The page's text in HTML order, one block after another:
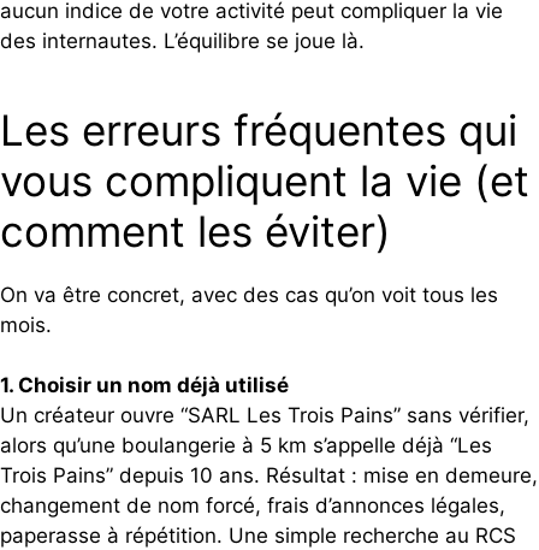
aucun indice de votre activité peut compliquer la vie
des internautes. L’équilibre se joue là.
Les erreurs fréquentes qui
vous compliquent la vie (et
comment les éviter)
On va être concret, avec des cas qu’on voit tous les
mois.
1. Choisir un nom déjà utilisé
Un créateur ouvre “SARL Les Trois Pains” sans vérifier,
alors qu’une boulangerie à 5 km s’appelle déjà “Les
Trois Pains” depuis 10 ans. Résultat : mise en demeure,
changement de nom forcé, frais d’annonces légales,
paperasse à répétition. Une simple recherche au RCS